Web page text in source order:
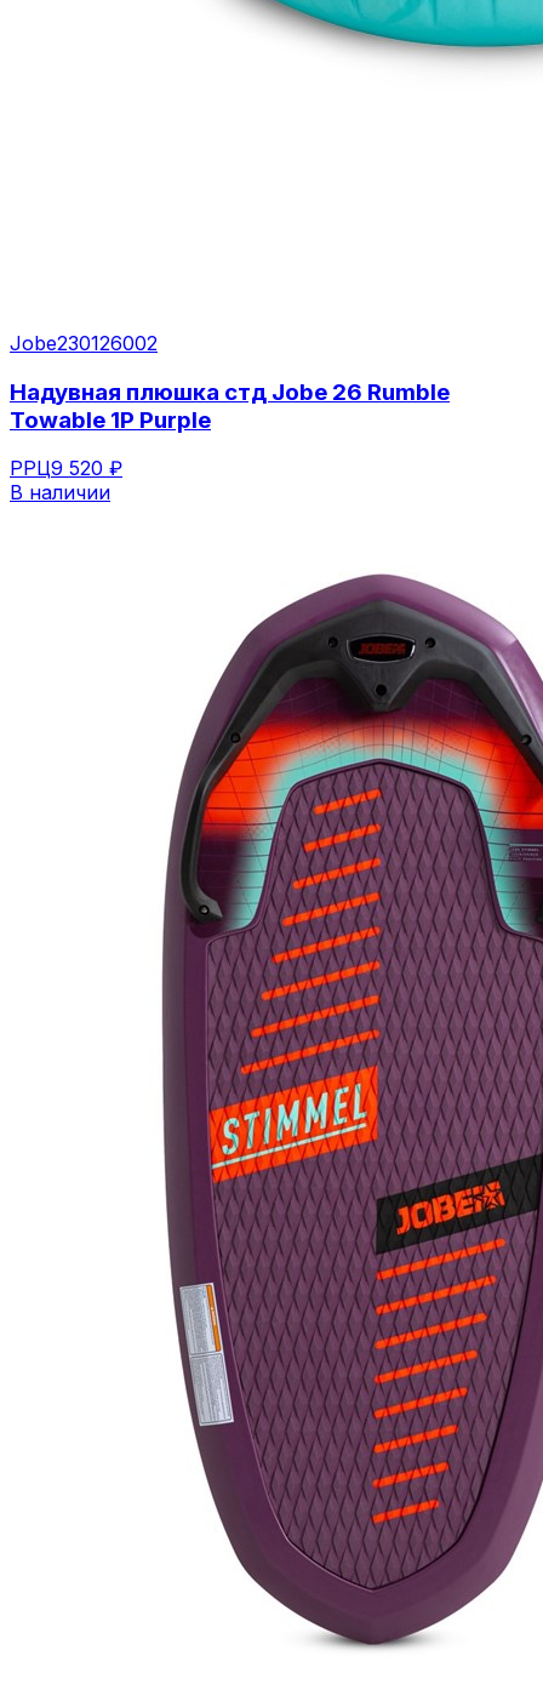
Jobe230126002
Надувная плюшка стд Jobe 26 Rumble
Towable 1P Purple
РРЦ9 520 ₽
В наличии